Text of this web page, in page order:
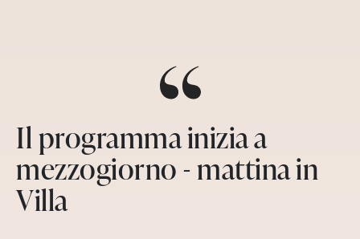
Il programma inizia a
mezzogiorno - mattina in
Villa